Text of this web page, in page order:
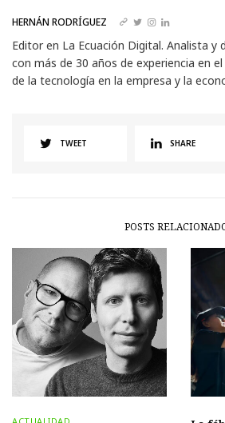
HERNÁN RODRÍGUEZ
Editor en La Ecuación Digital. Analista y
con más de 30 años de experiencia en
de la tecnología en la empresa y la
TWEET SHARE
POSTS